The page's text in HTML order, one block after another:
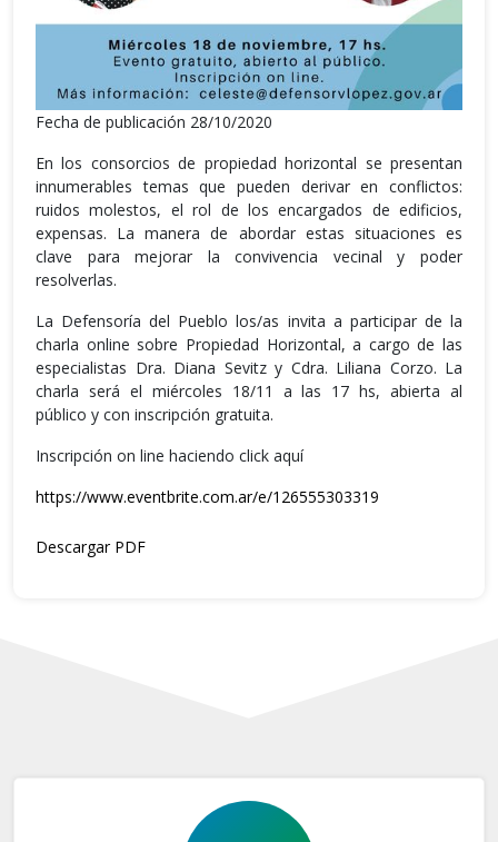
Fecha de publicación 28/10/2020
En los consorcios de propiedad horizontal se presentan
innumerables temas que pueden derivar en conflictos:
ruidos molestos, el rol de los encargados de edificios,
expensas. La manera de abordar estas situaciones es
clave para mejorar la convivencia vecinal y poder
resolverlas.
La Defensoría del Pueblo los/as invita a participar de la
charla online sobre Propiedad Horizontal, a cargo de las
especialistas Dra. Diana Sevitz y Cdra. Liliana Corzo. La
charla será el miércoles 18/11 a las 17 hs, abierta al
público y con inscripción gratuita.
Inscripción on line haciendo click aquí
https://www.eventbrite.com.ar/e/126555303319
Descargar PDF